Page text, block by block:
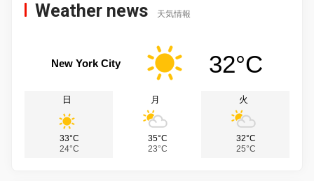
Weather news 天気情報
New York City 32°C
日
33°C
24°C
月
35°C
23°C
火
32°C
25°C